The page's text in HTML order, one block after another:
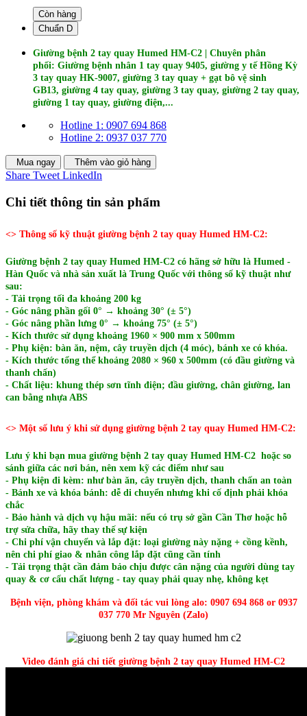
Còn hàng
Chuẩn D
Giường bệnh 2 tay quay Humed HM-C2 | Chuyên phân
phối: Giường bệnh nhân 1 tay quay 9405, giường y tế Hồng Kỳ
3 tay quay HK-9007, giường 3 tay quay + gạt bô vệ sinh
GB13, giường 4 tay quay, giường 3 tay quay, giường 2 tay quay,
giường 1 tay quay, giường điện,...
Hotline 1: 0907 694 868
Hotline 2: 0937 037 770
Mua ngay Thêm vào giỏ hàng
Share Tweet LinkedIn
Chi tiết thông tin sản phẩm
<> Thông số kỹ thuật giường bệnh 2 tay quay Humed HM-C2:
Giường bệnh 2 tay quay Humed HM-C2 có hãng sở hữu là Humed -
Hàn Quốc và nhà sản xuất là Trung Quốc với thông số kỹ thuật như
sau:
- Tải trọng tối đa khoảng 200 kg
- Góc nâng phần gối 0° → khoảng 30° (± 5°)
- Góc nâng phần lưng 0° → khoảng 75° (± 5°)
- Kích thước sử dụng khoảng 1960 × 900 mm x 500mm
- Phụ kiện: bàn ăn, nệm, cây truyền dịch (4 móc), bánh xe có khóa.
- Kích thước tổng thể khoảng 2080 × 960 x 500mm (có đầu giường và
thanh chấn)
- Chất liệu: khung thép sơn tĩnh điện; đầu giường, chân giường, lan
can bằng nhựa ABS
<> Một số lưu ý khi sử dụng giường bệnh 2 tay quay Humed HM-C2:
Lưu ý khi bạn mua giường bệnh 2 tay quay Humed HM-C2 hoặc so
sánh giữa các nơi bán, nên xem kỹ các điểm như sau
- Phụ kiện đi kèm: như bàn ăn, cây truyền dịch, thanh chấn an toàn
- Bánh xe và khóa bánh: dễ di chuyển nhưng khi cố định phải khóa
chắc
- Bảo hành và dịch vụ hậu mãi: nếu có trụ sở gần Cần Thơ hoặc hỗ
trợ sửa chữa, hãy thay thế sự kiện
- Chi phí vận chuyển và lắp đặt: loại giường này nặng + cồng kềnh,
nên chi phí giao & nhân công lắp đặt cũng cần tính
- Tải trọng thật cần đảm bảo chịu được cân nặng của người dùng tay
quay & cơ cấu chất lượng - tay quay phải quay nhẹ, không kẹt
Bệnh viện, phòng khám và đối tác vui lòng alo: 0907 694 868 or 0937
037 770 Mr Nguyên (Zalo)
Video đánh giá chi tiết giường bệnh 2 tay quay Humed HM-C2